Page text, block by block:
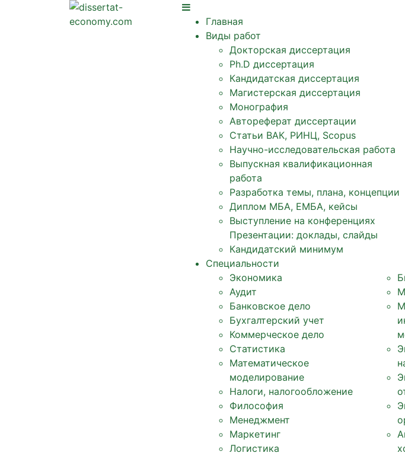
Главная
Виды работ
Докторская диссертация
Ph.D диссертация
Кандидатская диссертация
Магистерская диссертация
Монография
Автореферат диссертации
Статьи ВАК, РИНЦ, Scopus
Научно-исследовательская работа
Выпускная квалификационная
работа
Разработка темы, плана, концепции
Диплом МБА, ЕМБА, кейсы
Выступление на конференциях
Презентации: доклады, слайды
Кандидатский минимум
Специальности
Экономика
Аудит
Банковское дело
Бухгалтерский учет
Коммерческое дело
Статистика
Математическое
моделирование
Налоги, налогообложение
Философия
Менеджмент
Маркетинг
Логистика